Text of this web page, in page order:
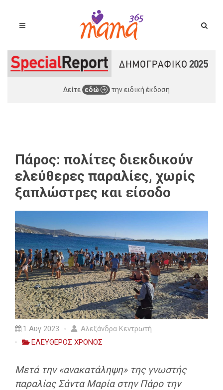
Δείτε εδώ την ειδική έκδοση
Πάρος: πολίτες διεκδικούν
ελεύθερες παραλίες, χωρίς
ξαπλώστρες και είσοδο
1 Αυγ 2023
Αλεξάνδρα Κεντρωτή
ΕΛΕΥΘΕΡΟΣ ΧΡΟΝΟΣ
Μετά την «ανακατάληψη» της γνωστής
παραλίας Σάντα Μαρία στην Πάρο την